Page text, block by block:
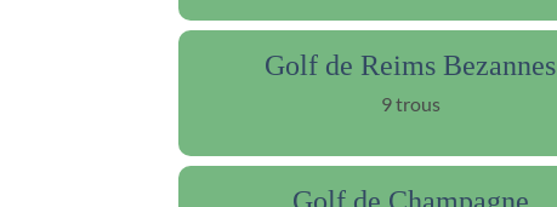
Golf de Reims Bezannes
9 trous